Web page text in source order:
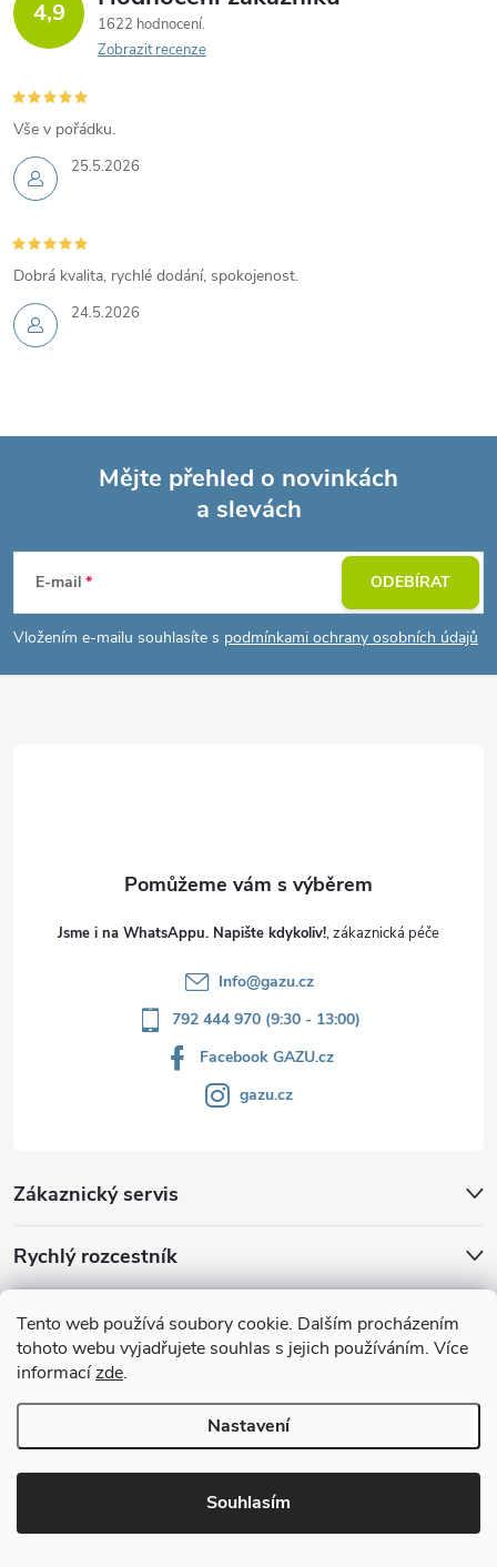
Tento web používá soubory cookie. Dalším procházením
tohoto webu vyjadřujete souhlas s jejich používáním. Více
informacízde.
Nastavení
Souhlasím
4,9
1622 hodnocení
Zobrazit recenze
25.5.2026
Vše v pořádku.
24.5.2026
Dobrá kvalita, rychlé dodání, spokojenost.
p
a
Mějte přehled o novinkách
a slevách
E-mail
Vložením e-mailu souhlasíte s podmínkami ochrany osobních údajů
ODEBÍRAT
Jsme i na WhatsAppu. Napište kdykoliv!
Info@gazu.cz
792 444 970 (9:30 - 13:00)
Facebook GAZU.cz
gazu.cz
Zákaznický servis
Rychlý rozcestník
Klub GAZU.cz